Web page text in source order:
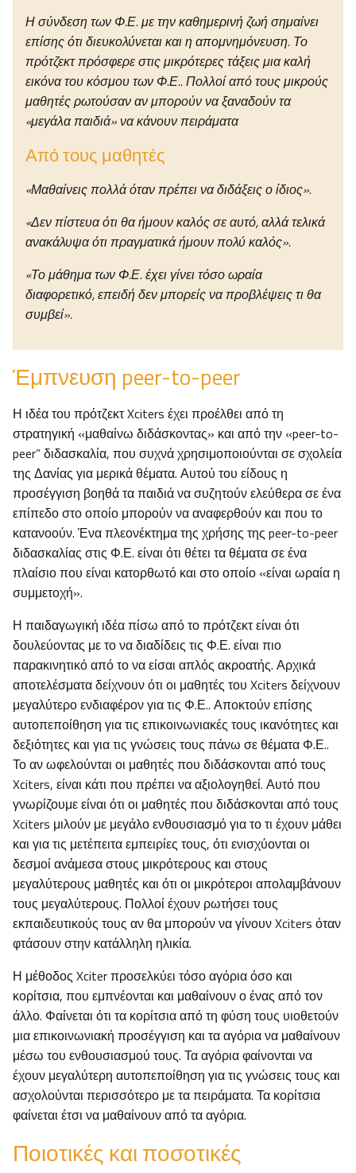
Η σύνδεση των Φ.Ε. με την καθημερινή ζωή σημαίνει
επίσης ότι διευκολύνεται και η απομνημόνευση. Το
πρότζεκτ πρόσφερε στις μικρότερες τάξεις μια καλή
εικόνα του κόσμου των Φ.Ε.. Πολλοί από τους μικρούς
μαθητές ρωτούσαν αν μπορούν να ξαναδούν τα
«μεγάλα παιδιά» να κάνουν πειράματα
Από τους μαθητές
«Μαθαίνεις πολλά όταν πρέπει να διδάξεις ο ίδιος».
«Δεν πίστευα ότι θα ήμουν καλός σε αυτό, αλλά τελικά
ανακάλυψα ότι πραγματικά ήμουν πολύ καλός».
«Το μάθημα των Φ.Ε. έχει γίνει τόσο ωραία
διαφορετικό, επειδή δεν μπορείς να προβλέψεις τι θα
συμβεί».
Έμπνευση peer-to-peer
Η ιδέα του πρότζεκτ Xciters έχει προέλθει από τη
στρατηγική «μαθαίνω διδάσκοντας» και από την «peer-to-
peer” διδασκαλία, που συχνά χρησιμοποιούνται σε σχολεία
της Δανίας για μερικά θέματα. Αυτού του είδους η
προσέγγιση βοηθά τα παιδιά να συζητούν ελεύθερα σε ένα
επίπεδο στο οποίο μπορούν να αναφερθούν και που το
κατανοούν. Ένα πλεονέκτημα της χρήσης της peer-to-peer
διδασκαλίας στις Φ.Ε. είναι ότι θέτει τα θέματα σε ένα
πλαίσιο που είναι κατορθωτό και στο οποίο «είναι ωραία η
συμμετοχή».
Η παιδαγωγική ιδέα πίσω από το πρότζεκτ είναι ότι
δουλεύοντας με το να διαδίδεις τις Φ.Ε. είναι πιο
παρακινητικό από το να είσαι απλός ακροατής. Αρχικά
αποτελέσματα δείχνουν ότι οι μαθητές του Xciters δείχνουν
μεγαλύτερο ενδιαφέρον για τις Φ.Ε.. Αποκτούν επίσης
αυτοπεποίθηση για τις επικοινωνιακές τους ικανότητες και
δεξιότητες και για τις γνώσεις τους πάνω σε θέματα Φ.Ε..
Το αν ωφελούνται οι μαθητές που διδάσκονται από τους
Xciters, είναι κάτι που πρέπει να αξιολογηθεί. Αυτό που
γνωρίζουμε είναι ότι οι μαθητές που διδάσκονται από τους
Xciters μιλούν με μεγάλο ενθουσιασμό για το τι έχουν μάθει
και για τις μετέπειτα εμπειρίες τους, ότι ενισχύονται οι
δεσμοί ανάμεσα στους μικρότερους και στους
μεγαλύτερους μαθητές και ότι οι μικρότεροι απολαμβάνουν
τους μεγαλύτερους. Πολλοί έχουν ρωτήσει τους
εκπαιδευτικούς τους αν θα μπορούν να γίνουν Xciters όταν
φτάσουν στην κατάλληλη ηλικία.
Η μέθοδος Xciter προσελκύει τόσο αγόρια όσο και
κορίτσια, που εμπνέονται και μαθαίνουν ο ένας από τον
άλλο. Φαίνεται ότι τα κορίτσια από τη φύση τους υιοθετούν
μια επικοινωνιακή προσέγγιση και τα αγόρια να μαθαίνουν
μέσω του ενθουσιασμού τους. Τα αγόρια φαίνονται να
έχουν μεγαλύτερη αυτοπεποίθηση για τις γνώσεις τους και
ασχολούνται περισσότερο με τα πειράματα. Τα κορίτσια
φαίνεται έτσι να μαθαίνουν από τα αγόρια.
Ποιοτικές και ποσοτικές